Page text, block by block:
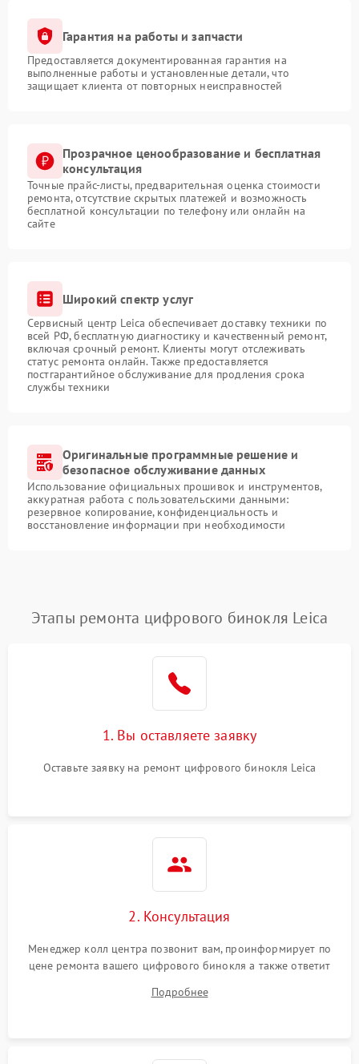
Гарантия на работы и запчасти
Предоставляется документированная гарантия на
выполненные работы и установленные детали, что
защищает клиента от повторных неисправностей
Прозрачное ценообразование и бесплатная
консультация
Точные прайс-листы, предварительная оценка стоимости
ремонта, отсутствие скрытых платежей и возможность
бесплатной консультации по телефону или онлайн на
сайте
Широкий спектр услуг
Сервисный центр Leica обеспечивает доставку техники по
всей РФ, бесплатную диагностику и качественный ремонт,
включая срочный ремонт. Клиенты могут отслеживать
статус ремонта онлайн. Также предоставляется
постгарантийное обслуживание для продления срока
службы техники
Оригинальные программные решение и
безопасное обслуживание данных
Использование официальных прошивок и инструментов,
аккуратная работа с пользовательскими данными:
резервное копирование, конфиденциальность и
восстановление информации при необходимости
Этапы ремонта цифрового бинокля Leica
1. Вы оставляете заявку
Оставьте заявку на ремонт цифрового бинокля Leica
2. Консультация
Менеджер колл центра позвонит вам, проинформирует по
цене ремонта вашего цифрового бинокля а также ответит
Подробнее